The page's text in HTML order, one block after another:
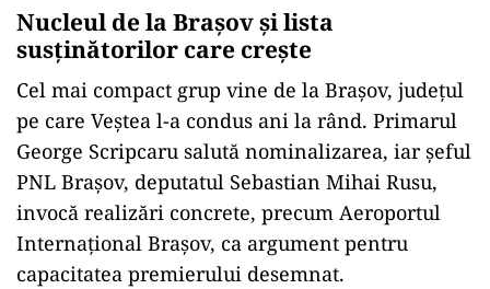
Nucleul de la Brașov și lista
susținătorilor care crește
Cel mai compact grup vine de la Brașov, județul
pe care Veștea l-a condus ani la rând. Primarul
George Scripcaru salută nominalizarea, iar șeful
PNL Brașov, deputatul Sebastian Mihai Rusu,
invocă realizări concrete, precum Aeroportul
Internațional Brașov, ca argument pentru
capacitatea premierului desemnat.